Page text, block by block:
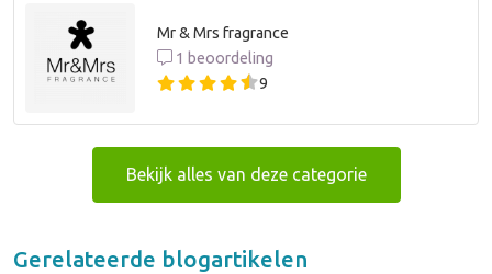
Mr & Mrs fragrance
1 beoordeling
9
Bekijk alles van deze categorie
Gerelateerde blogartikelen